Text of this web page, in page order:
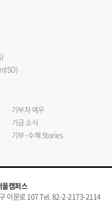
기부자 예우
기금 소식
기부·수혜 Stories
울캠퍼스
이문로 107 Tel. 82-2-2173-2114